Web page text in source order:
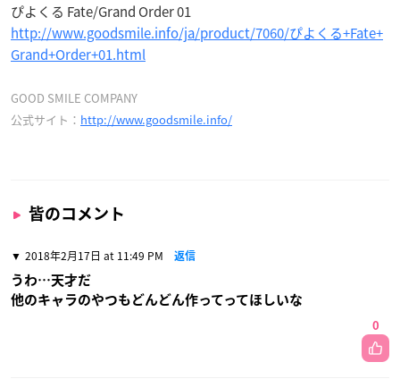
ぴよくる Fate/Grand Order 01
http://www.goodsmile.info/ja/product/7060/ぴよくる+Fate+
Grand+Order+01.html
GOOD SMILE COMPANY
公式サイト： http://www.goodsmile.info/
皆のコメント
2018年2月17日 at 11:49 PM 返信
うわ…天才だ
他のキャラのやつもどんどん作ってってほしいな
0